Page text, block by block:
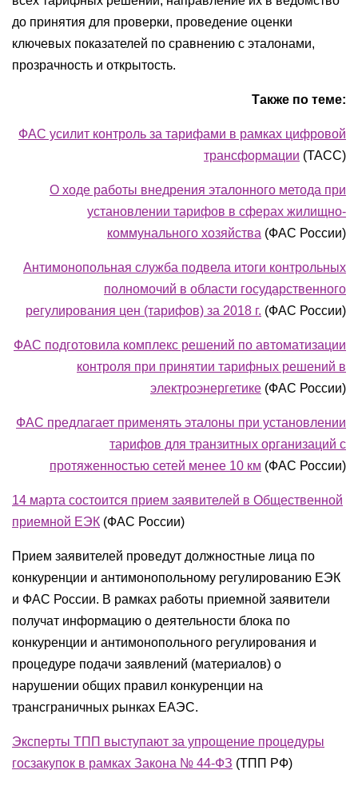
до принятия для проверки, проведение оценки
ключевых показателей по сравнению с эталонами,
прозрачность и открытость.
Также по теме:
ФАС усилит контроль за тарифами в рамках цифровой
трансформации (ТАСС)
О ходе работы внедрения эталонного метода при
установлении тарифов в сферах жилищно-
коммунального хозяйства (ФАС России)
Антимонопольная служба подвела итоги контрольных
полномочий в области государственного
регулирования цен (тарифов) за 2018 г. (ФАС России)
ФАС подготовила комплекс решений по автоматизации
контроля при принятии тарифных решений в
электроэнергетике (ФАС России)
ФАС предлагает применять эталоны при установлении
тарифов для транзитных организаций с
протяженностью сетей менее 10 км (ФАС России)
14 марта состоится прием заявителей в Общественной
приемной ЕЭК (ФАС России)
Прием заявителей проведут должностные лица по
конкуренции и антимонопольному регулированию ЕЭК
и ФАС России. В рамках работы приемной заявители
получат информацию о деятельности блока по
конкуренции и антимонопольного регулирования и
процедуре подачи заявлений (материалов) о
нарушении общих правил конкуренции на
трансграничных рынках ЕАЭС.
Эксперты ТПП выступают за упрощение процедуры
госзакупок в рамках Закона № 44-ФЗ (ТПП РФ)